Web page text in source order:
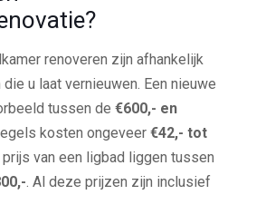
renoveren zijn afhankelijk
u laat vernieuwen. Een nieuwe
tussen de €600,- en
kosten ongeveer €42,- tot
prijs van een ligbad liggen tussen
. Al deze prijzen zijn inclusief